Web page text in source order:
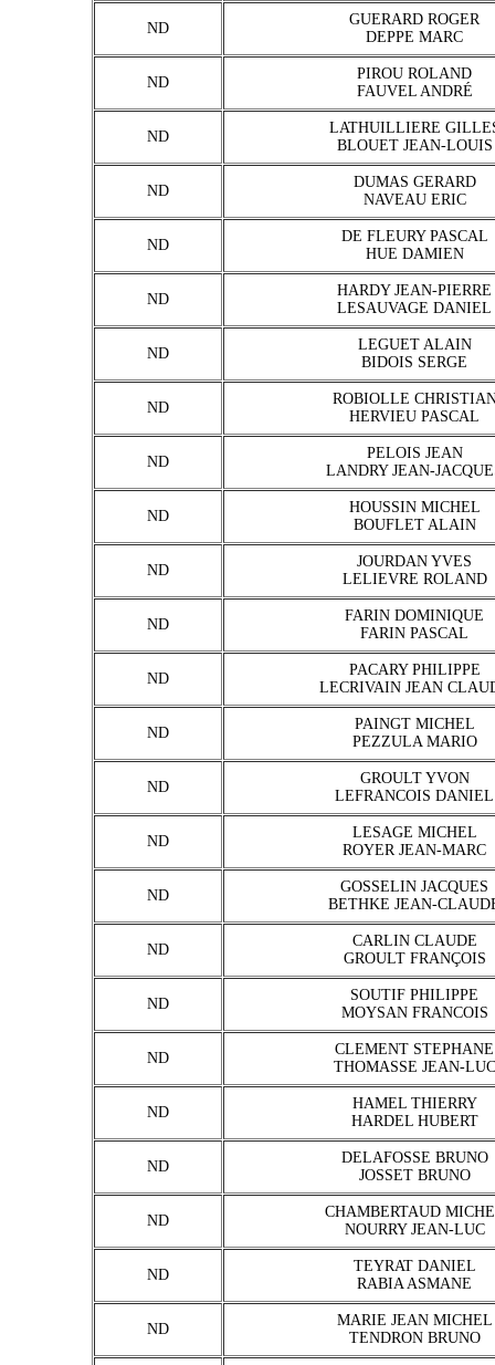
ND
GUERARD ROGER
DEPPE MARC
ND
PIROU ROLAND
FAUVEL ANDRÉ
ND
LATHUILLIERE
BLOUET JEAN-LOUIS
ND
DUMAS GERARD
NAVEAU ERIC
ND
DE FLEURY PASCAL
HUE DAMIEN
ND
HARDY JEAN-PIERRE
LESAUVAGE DANIEL
ND
LEGUET ALAIN
BIDOIS SERGE
ND
ROBIOLLE
HERVIEU PASCAL
ND
PELOIS JEAN
LANDRY JEAN-
ND
HOUSSIN MICHEL
BOUFLET ALAIN
ND
JOURDAN YVES
LELIEVRE ROLAND
ND
FARIN DOMINIQUE
FARIN PASCAL
ND
PACARY PHILIPPE
LECRIVAIN JEAN
ND
PAINGT MICHEL
PEZZULA MARIO
ND
GROULT YVON
LEFRANCOIS DANIEL
ND
LESAGE MICHEL
ROYER JEAN-MARC
ND
GOSSELIN JACQUES
BETHKE JEAN-
ND
CARLIN CLAUDE
GROULT FRANÇOIS
ND
SOUTIF PHILIPPE
MOYSAN FRANCOIS
ND
CLEMENT STEPHANE
THOMASSE JEAN-LUC
ND
HAMEL THIERRY
HARDEL HUBERT
ND
DELAFOSSE BRUNO
JOSSET BRUNO
ND
CHAMBERTAUD
NOURRY JEAN-LUC
ND
TEYRAT DANIEL
RABIA ASMANE
ND
MARIE JEAN MICHEL
TENDRON BRUNO